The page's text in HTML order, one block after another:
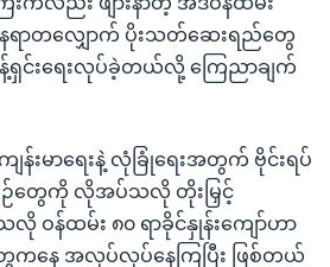
ရာတလျှောက် ပိုးသတ်ဆေးရည်တွေ
န့်ရှင်းရေးလုပ်ခဲ့တယ်လို့ ကြေညာချက်
းမာရေးနဲ့ လုံခြုံရေးအတွက် ဗိုင်းရပ်
တွေကို လိုအပ်သလို တိုးမြှင့်
လို ဝန်ထမ်း ၈၀ ရာခိုင်နှုန်းကျော်ဟာ
ေကနေ အလုပ်လုပ်နေကြပြီး ဖြစ်တယ်